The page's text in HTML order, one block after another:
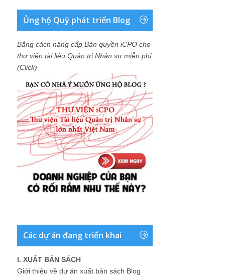
Ủng hộ Quỹ phát triển Blog
Bằng cách nâng cấp Bản quyền iCPO cho
thư viện tài liệu Quản trị Nhân sự miễn phí
(Click)
Các dự án đang triển khai
I. XUẤT BẢN SÁCH
Giới thiệu về dự án xuất bản sách Blog